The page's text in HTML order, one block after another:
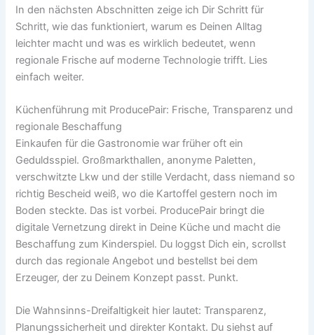
In den nächsten Abschnitten zeige ich Dir Schritt für
Schritt, wie das funktioniert, warum es Deinen Alltag
leichter macht und was es wirklich bedeutet, wenn
regionale Frische auf moderne Technologie trifft. Lies
einfach weiter.
Küchenführung mit ProducePair: Frische, Transparenz und
regionale Beschaffung
Einkaufen für die Gastronomie war früher oft ein
Geduldsspiel. Großmarkthallen, anonyme Paletten,
verschwitzte Lkw und der stille Verdacht, dass niemand so
richtig Bescheid weiß, wo die Kartoffel gestern noch im
Boden steckte. Das ist vorbei. ProducePair bringt die
digitale Vernetzung direkt in Deine Küche und macht die
Beschaffung zum Kinderspiel. Du loggst Dich ein, scrollst
durch das regionale Angebot und bestellst bei dem
Erzeuger, der zu Deinem Konzept passt. Punkt.
Die Wahnsinns-Dreifaltigkeit hier lautet: Transparenz,
Planungssicherheit und direkter Kontakt. Du siehst auf